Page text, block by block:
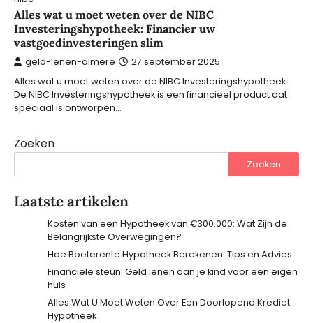
Alles wat u moet weten over de NIBC
Investeringshypotheek: Financier uw
vastgoedinvesteringen slim
geld-lenen-almere 27 september 2025
Alles wat u moet weten over de NIBC Investeringshypotheek
De NIBC Investeringshypotheek is een financieel product dat
speciaal is ontworpen…
Zoeken
Zoeken
Laatste artikelen
Kosten van een Hypotheek van €300.000: Wat Zijn de
Belangrijkste Overwegingen?
Hoe Boeterente Hypotheek Berekenen: Tips en Advies
Financiële steun: Geld lenen aan je kind voor een eigen
huis
Alles Wat U Moet Weten Over Een Doorlopend Krediet
Hypotheek